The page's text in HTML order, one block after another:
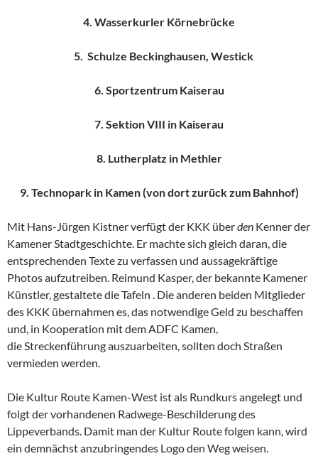
4. Wasserkurler Körnebrücke
5. Schulze Beckinghausen, Westick
6. Sportzentrum Kaiserau
7. Sektion VIII in Kaiserau
8. Lutherplatz in Methler
9. Technopark in Kamen (von dort zurück zum Bahnhof)
Mit Hans-Jürgen Kistner verfügt der KKK überden Kenner der
Kamener Stadtgeschichte. Er machte sich gleich daran, die
entsprechenden Texte zu verfassen und aussagekräftige
Photos aufzutreiben. Reimund Kasper, der bekannte Kamener
Künstler, gestaltete die Tafeln . Die anderen beiden Mitglieder
des KKK übernahmen es, das notwendige Geld zu beschaffen
und, in Kooperation mit dem ADFC Kamen,
die Streckenführung auszuarbeiten, sollten doch Straßen
vermieden werden.
Die Kultur Route Kamen-West ist als Rundkurs angelegt und
folgt der vorhandenen Radwege-Beschilderung des
Lippeverbands. Damit man der Kultur Route folgen kann, wird
ein demnächst anzubringendes Logo den Weg weisen.